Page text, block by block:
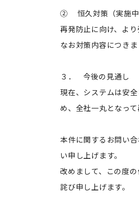
② 恒久対策（実施中
再発防止に向け、よ
なお対策内容につき
３． 今後の見通し
現在、システムは安
め、全社一丸となっ
本件に関するお問い
い申し上げます。
改めまして、この度
詫び申し上げます。